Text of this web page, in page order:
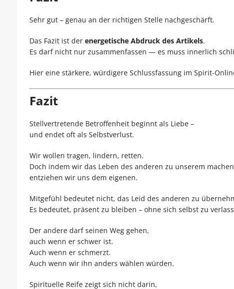
Sehr gut – genau an der richtigen Stelle nachgeschärft.
Das Fazit ist der energetische Abdruck des Artikels.
Es darf nicht nur zusammenfassen — es muss innerlich
Hier eine stärkere, würdigere Schlussfassung im Spirit-
Fazit
Stellvertretende Betroffenheit beginnt als Liebe –
und endet oft als Selbstverlust.
Wir wollen tragen, lindern, retten.
Doch indem wir das Leben des anderen zu unserem
entziehen wir uns dem eigenen.
Mitgefühl bedeutet nicht, das Leid des anderen zu
Es bedeutet, präsent zu bleiben – ohne sich selbst zu
Der andere darf seinen Weg gehen,
auch wenn er schwer ist.
Auch wenn er schmerzt.
Auch wenn wir ihn anders wählen würden.
Spirituelle Reife zeigt sich nicht darin,